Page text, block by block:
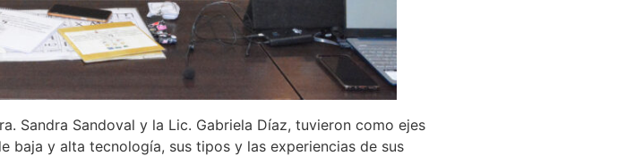
Sandra Sandoval y la Lic. Gabriela Díaz, tuvieron como ejes
baja y alta tecnología, sus tipos y las experiencias de sus